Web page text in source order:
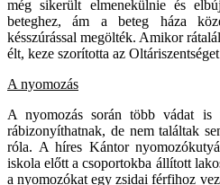
még sikerült elmenekülnie és
beteghez, ám a beteg háza
késszúrással megölték. Amikor
élt, keze szorította az
A nyomozás
A nyomozás során több vádat is
rábizonyíthatnak, de nem találtak
róla. A híres Kántor
iskola előtt a csoportokba állított
a nyomozókat egy zsidai férfihoz